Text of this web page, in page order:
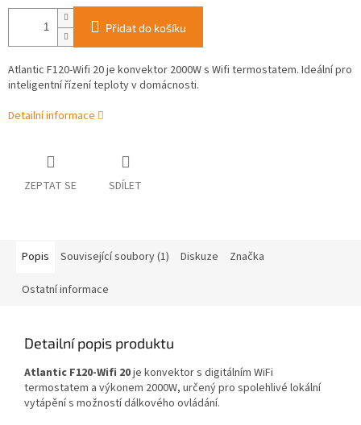
Přidat do košíku
Atlantic F120-Wifi 20 je konvektor 2000W s Wifi termostatem. Ideální pro
inteligentní řízení teploty v domácnosti.
Detailní informace
ZEPTAT SE SDÍLET
Popis Související soubory (1) Diskuze Značka
Ostatní informace
Detailní popis produktu
Atlantic F120-Wifi 20je konvektor s digitálním WiFi
termostatem a výkonem 2000W, určený pro spolehlivé lokální
vytápění s možností dálkového ovládání.